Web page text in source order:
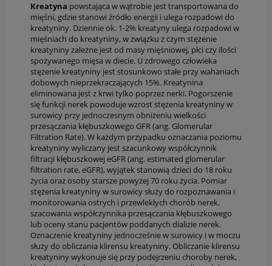
Kreatyna powstająca w wątrobie jest transportowana do
mięśni, gdzie stanowi źródło energii i ulega rozpadowi do
kreatyniny. Dziennie ok. 1-2% kreatyny ulega rozpadowi w
mięśniach do kreatyniny, w związku z czym stężenie
kreatyniny zależne jest od masy mięśniowej, płci czy ilości
spożywanego mięsa w diecie. U zdrowego człowieka
stężenie kreatyniny jest stosunkowo stałe przy wahaniach
dobowych nieprzekraczających 15%. Kreatynina
eliminowana jest z krwi tylko poprzez nerki. Pogorszenie
się funkcji nerek powoduje wzrost stężenia kreatyniny w
surowicy przy jednoczesnym obniżeniu wielkości
przesączania kłębuszkowego GFR (ang. Glomerular
Filtration Rate). W każdym przypadku oznaczania poziomu
kreatyniny wyliczany jest szacunkowy współczynnik
filtracji kłębuszkowej eGFR (ang. estimated glomerular
filtration rate, eGFR), wyjątek stanowią dzieci do 18 roku
życia oraz osoby starsze powyżej 70 roku życia. Pomiar
stężenia kreatyniny w surowicy służy do rozpoznawania i
monitorowania ostrych i przewlekłych chorób nerek,
szacowania współczynnika przesączania kłębuszkowego
lub oceny stanu pacjentów poddanych dializie nerek.
Oznaczenie kreatyniny jednocześnie w surowicy i w moczu
służy do obliczania klirensu kreatyniny. Obliczanie klirensu
kreatyniny wykonuje się przy podejrzeniu choroby nerek,